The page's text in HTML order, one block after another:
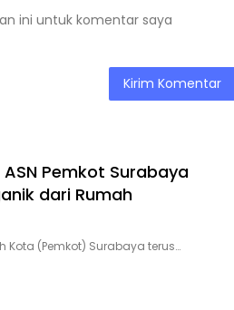
ini untuk komentar saya
Pemkot Surabaya
dari Rumah
Kota (Pemkot) Surabaya terus…